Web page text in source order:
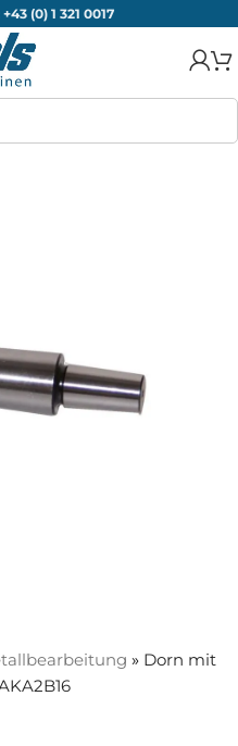
+43 (0) 1 321 0017
» Dorn mit